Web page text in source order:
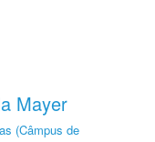
Mayer
(Câmpus de